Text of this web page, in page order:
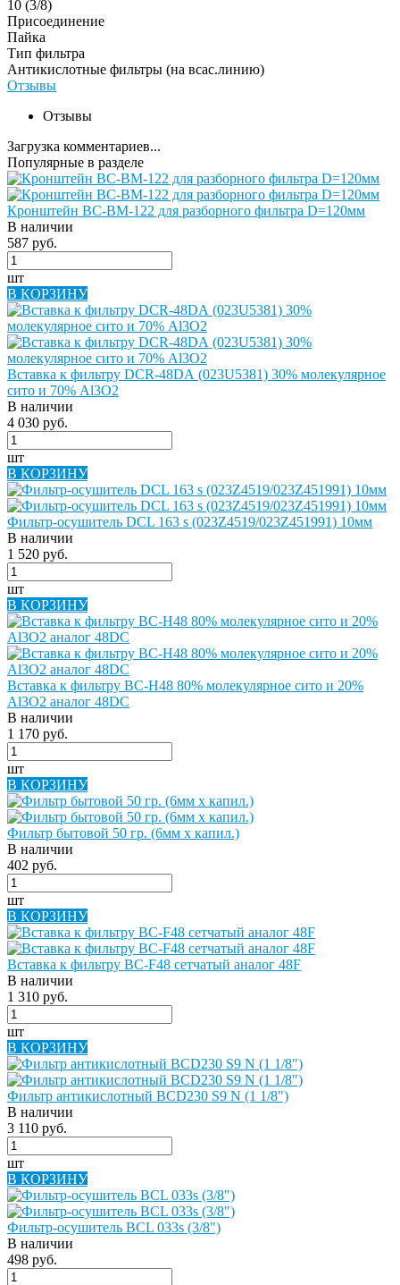
10 (3/8)
Присоединение
Пайка
Тип фильтра
Антикислотные фильтры (на всас.линию)
Отзывы
Отзывы
Загрузка комментариев...
Популярные в разделе
Кронштейн BC-BM-122 для разборного фильтра D=120мм
В наличии
587 руб.
шт
В КОРЗИНУ
Вставка к фильтру DCR-48DА (023U5381) 30% молекулярное
сито и 70% Al3O2
В наличии
4 030 руб.
шт
В КОРЗИНУ
Фильтр-осушитель DCL 163 s (023Z4519/023Z451991) 10мм
В наличии
1 520 руб.
шт
В КОРЗИНУ
Вставка к фильтру BC-H48 80% молекулярное сито и 20%
Al3O2 аналог 48DC
В наличии
1 170 руб.
шт
В КОРЗИНУ
Фильтр бытовой 50 гр. (6мм х капил.)
В наличии
402 руб.
шт
В КОРЗИНУ
Вставка к фильтру BC-F48 сетчатый аналог 48F
В наличии
1 310 руб.
шт
В КОРЗИНУ
Фильтр антикислотный BCD230 S9 N (1 1/8")
В наличии
3 110 руб.
шт
В КОРЗИНУ
Фильтр-осушитель BCL 033s (3/8")
В наличии
498 руб.